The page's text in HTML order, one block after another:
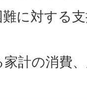
に対する
計の消費